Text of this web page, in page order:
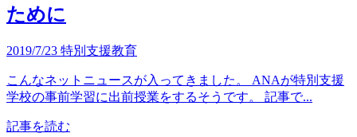
ために
2019/7/23 特別支援教育
こんなネットニュースが入ってきました。 ANAが特別支援
学校の事前学習に出前授業をするそうです。 記事で...
記事を読む